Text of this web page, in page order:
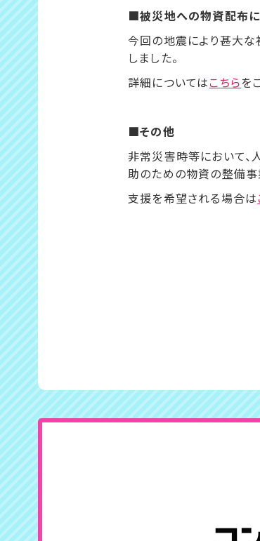
■被災地への物資配布
今回の地震により甚大な
しました。
詳細についてはこちらを
■その他
非常災害時等において、
助のための物資の整備事
支援を希望される場合は